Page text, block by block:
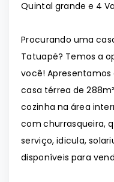
Quintal grande e 4
Procurando uma
Tatuapé? Temos a
você!
casa térrea de
cozinha na área
com churrasqueira,
serviço, idicula,
disponíveis para